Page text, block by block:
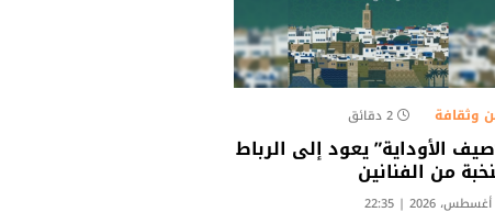
وثقافة 2 دقائق
الأوداية” يعود إلى الرباط
من الفنانين